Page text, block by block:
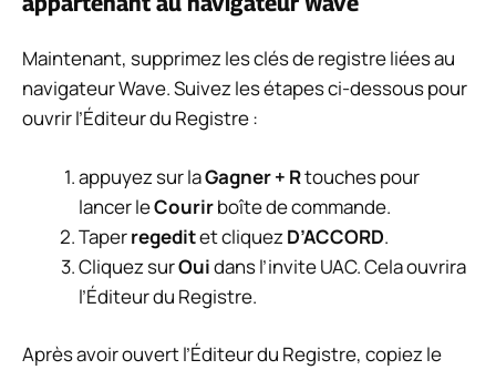
Maintenant, supprimez les clés de registre liées au
navigateur Wave. Suivez les étapes ci-dessous pour
ouvrir l’Éditeur du Registre :
appuyez sur laGagner + Rtouches pour
lancer leCourirboîte de commande.
Taperregeditet cliquezD’ACCORD.
Cliquez surOuidans l’invite UAC. Cela ouvrira
l’Éditeur du Registre.
Après avoir ouvert l’Éditeur du Registre, copiez le